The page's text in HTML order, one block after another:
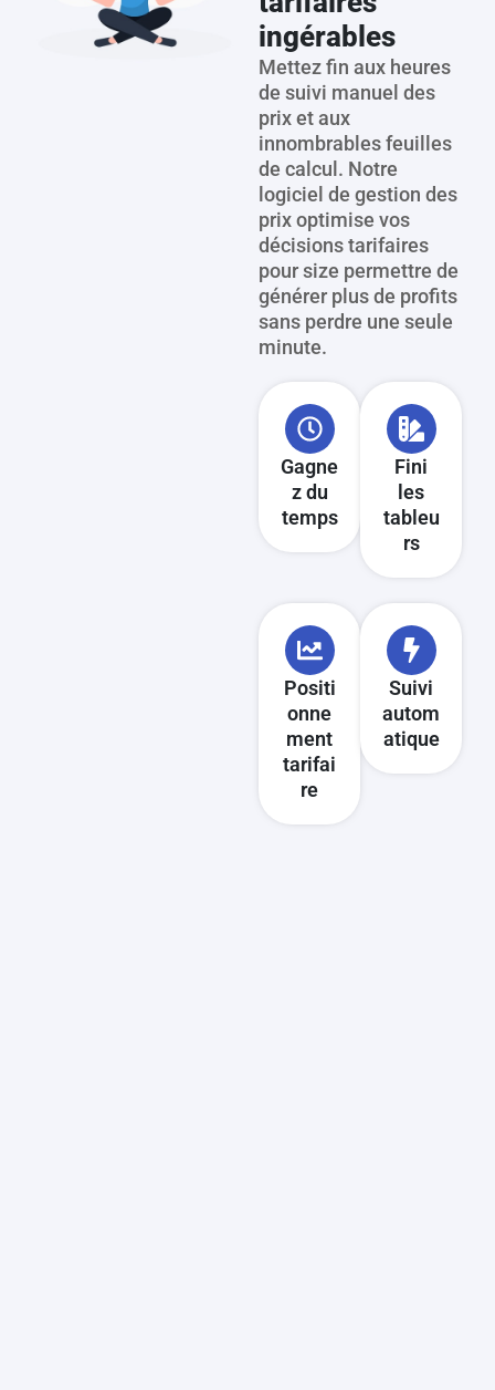
ingérables
Mettez fin aux heures
de suivi manuel des
prix et aux
innombrables feuilles
de calcul. Notre
logiciel de gestion des
prix optimise vos
décisions tarifaires
pour size permettre de
générer plus de profits
sans perdre une seule
minute.
Gagne
z du
temps
Fini
les
tableu
rs
Positi
onne
ment
tarifai
re
Suivi
autom
atique